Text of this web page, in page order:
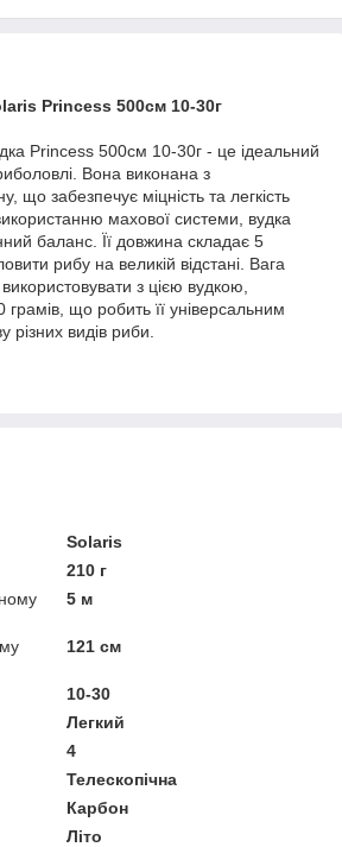
Princess 500см 10-30г
Princess 500см 10-30г - це ідеальний
Вона виконана з
що забезпечує міцність та легкість
махової системи, вудка
баланс. Її довжина складає 5
рибу на великій відстані. Вага
з цією вудкою,
грамів, що робить її універсальним
різних видів риби.
Solaris
210 г
5 м
121 см
10-30
Легкий
4
Телескопічна
Карбон
Літо